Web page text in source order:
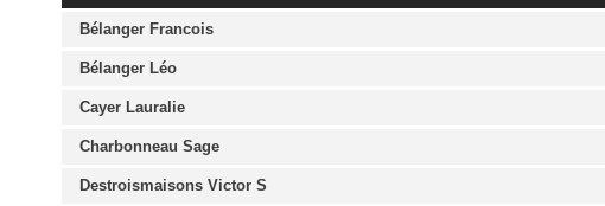
Bélanger Francois
Bélanger Léo
Cayer Lauralie
Charbonneau Sage
Destroismaisons Victor S